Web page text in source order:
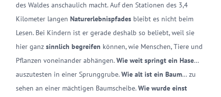
des Waldes anschaulich macht. Auf den Stationen des 3,4
Kilometer langen Naturerlebnispfades bleibt es nicht beim
Lesen. Bei Kindern ist er gerade deshalb so beliebt, weil sie
hier ganz sinnlich begreifen können, wie Menschen, Tiere und
Pflanzen voneinander abhängen.Wie weit springt ein Hase…
auszutesten in einer Sprunggrube.Wie alt ist ein Baum… zu
sehen an einer mächtigen Baumscheibe.Wie wurde einst